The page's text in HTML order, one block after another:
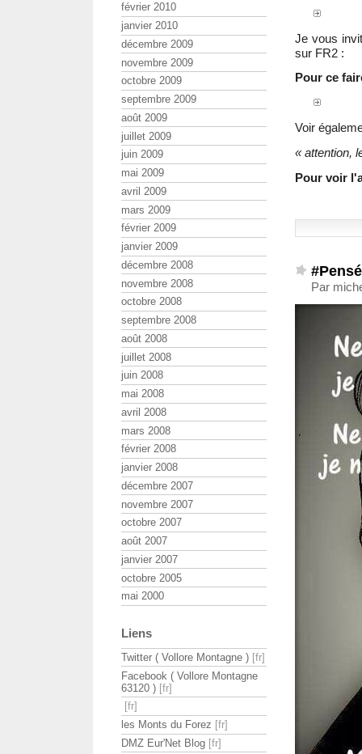
Je vous
sur FR2 :
Pour ce
Voir
« attention,
Pour voir
Par
février 2010
janvier 2010
décembre 2009
novembre 2009
octobre 2009
septembre 2009
août 2009
juillet 2009
juin 2009
mai 2009
avril 2009
mars 2009
février 2009
janvier 2009
décembre 2008
novembre 2008
octobre 2008
septembre 2008
août 2008
juillet 2008
juin 2008
mai 2008
avril 2008
mars 2008
février 2008
janvier 2008
décembre 2007
novembre 2007
octobre 2007
août 2007
janvier 2007
octobre 2005
mai 2000
Liens
Twitter ( Vollore Montagne )
Facebook ( Vollore Montagne
63120 )
les Monts du Forez
DMZ Eur'Net Blog